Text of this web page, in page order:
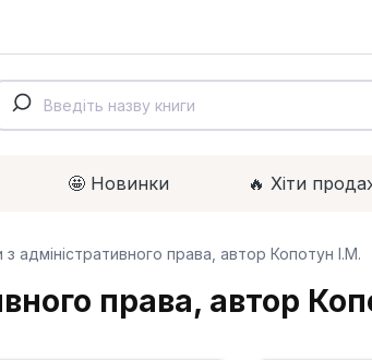
🤩 Новинки 🔥 Xіти
з адміністративного права, автор Копотун І.М.
права, автор